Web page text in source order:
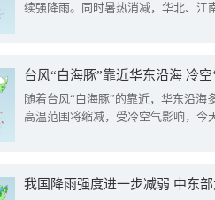
续强降雨。同时暑热消减，华北、江
台风“白海豚”靠近华东沿海 冷
随着台风“白海豚”的靠近，华东沿海
高温范围将缩减，受冷空气影响，今